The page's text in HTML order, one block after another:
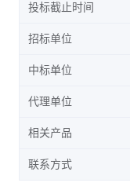
投标截止时间
招标单位
中标单位
代理单位
相关产品
联系方式